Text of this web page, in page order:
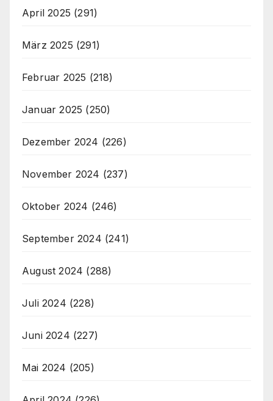
April 2025 (291)
März 2025 (291)
Februar 2025 (218)
Januar 2025 (250)
Dezember 2024 (226)
November 2024 (237)
Oktober 2024 (246)
September 2024 (241)
August 2024 (288)
Juli 2024 (228)
Juni 2024 (227)
Mai 2024 (205)